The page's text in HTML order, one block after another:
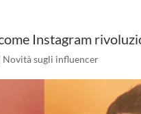
Instagram
Novità sugli influencer